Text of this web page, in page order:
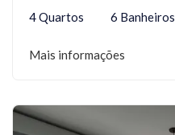
4 Quartos 6 Banheiros
Mais informações